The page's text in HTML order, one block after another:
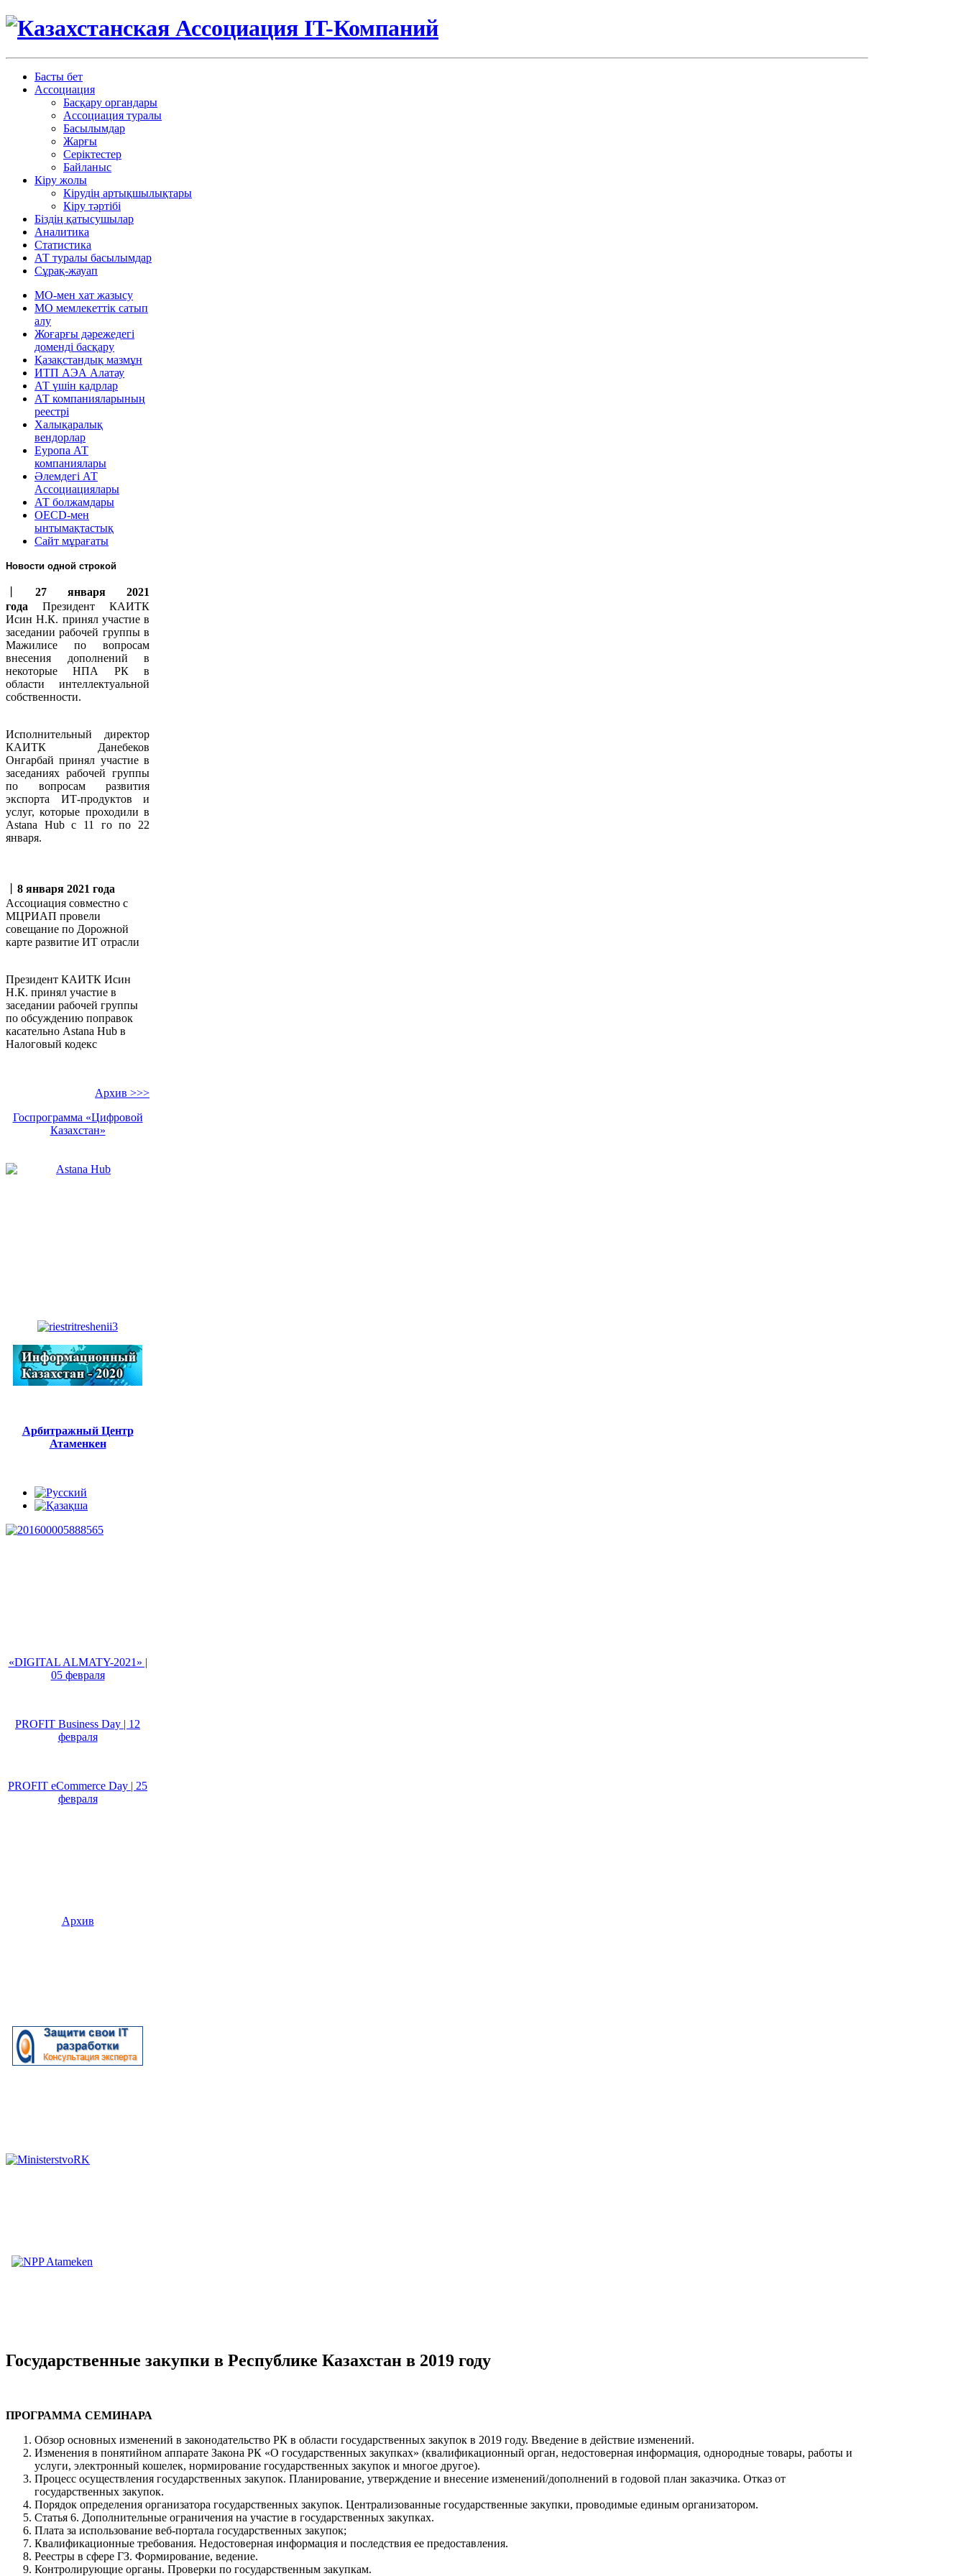
Басты бет
Ассоциация
Басқару органдары
Ассоциация туралы
Басылымдар
Жарғы
Серіктестер
Байланыс
Кіру жолы
Кірудің артықшылықтары
Кіру тәртібі
Біздің қатысушылар
Аналитика
Статистика
АТ туралы басылымдар
Сұрақ-жауап
МО-мен хат жазысу
МО мемлекеттік сатып
алу
Жоғарғы дәрежедегі
доменді басқару
Қазақстандық мазмұн
ИТП АЭА Алатау
АТ үшін кадрлар
АТ компанияларының
реестрі
Халықаралық
вендорлар
Еуропа АТ
компаниялары
Әлемдегі АТ
Ассоциациялары
АТ болжамдары
OECD-мен
ынтымақтастық
Сайт мұрағаты
Новости одной строкой
27 января 2021
года Президент КАИТК
Исин Н.К. принял участие в
заседании рабочей группы в
Мажилисе по вопросам
внесения дополнений в
некоторые НПА РК в
области интеллектуальной
собственности.
Исполнительный директор
КАИТК Данебеков
Онгарбай принял участие в
заседаниях рабочей группы
по вопросам развития
экспорта ИТ-продуктов и
услуг, которые проходили в
Аstana Hub с 11 го по 22
января.
8 января 2021 года
Ассоциация совместно с
МЦРИАП провели
совещание по Дорожной
карте развитие ИТ отрасли
Президент КАИТК Исин
Н.К. принял участие в
заседании рабочей группы
по обсуждению поправок
касательно Аstana Hub в
Налоговый кодекс
Архив >>>
Госпрограмма «Цифровой
Казахстан»
Арбитражный Центр
Атаменкен
«DIGITAL ALMATY-2021» |
05 февраля
PROFIT Business Day | 12
февраля
PROFIT eCommerce Day | 25
февраля
Архив
Государственные закупки в Республике Казахстан в 2019 году
ПРОГРАММА СЕМИНАРА
Обзор основных изменений в законодательство РК в области государственных закупок в 2019 году. Введение в действие изменений.
Изменения в понятийном аппарате Закона РК «О государственных закупках» (квалификационный орган, недостоверная информация, однородные товары, работы и
услуги, электронный кошелек, нормирование государственных закупок и многое другое).
Процесс осуществления государственных закупок. Планирование, утверждение и внесение изменений/дополнений в годовой план заказчика. Отказ от
государственных закупок.
Порядок определения организатора государственных закупок. Централизованные государственные закупки, проводимые единым организатором.
Статья 6. Дополнительные ограничения на участие в государственных закупках.
Плата за использование веб-портала государственных закупок;
Квалификационные требования. Недостоверная информация и последствия ее предоставления.
Реестры в сфере ГЗ. Формирование, ведение.
Контролирующие органы. Проверки по государственным закупкам.